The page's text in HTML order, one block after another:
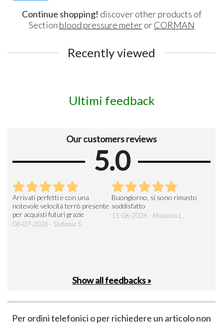
Continue shopping! discover other products of
Section blood pressure meterorCORMAN
Recently viewed
Ultimi feedback
Our customers reviews
5.0
Arrivati perfetti e con una
notevole velocità terrò presente
per acquisti futuri grazie
08-07-2026 - Stefania S.
Buongiorno, si sono rimasto
soddisfatto
15-06-2026 - Massimo L.
Show all feedbacks »
Per ordini telefonici o per richiedere un articolo non